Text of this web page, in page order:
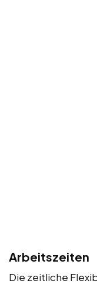
Arbeitszeiten
Die zeitliche